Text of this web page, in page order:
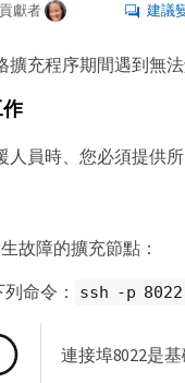
貢獻者 建議
擴充程序期間遇到無
人員時、您必須提供
故障的擴充節點：
命令：
ssh -p 8022
連接埠8022是